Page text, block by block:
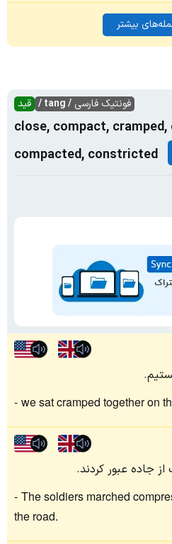
بیشتر
قید فونتیک فارسی / tang /
close, compact,
compacted, constricted
we sat cramped together on
جاده عبور کردند.
The soldiers marched
the road.